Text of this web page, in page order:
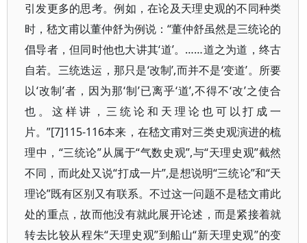
引发更多的思考。例如，在论及天理史观的不同种类
时，嵇文甫以董仲舒为例说：“董仲舒虽然是三统论的
倡导者，但同时他也大讲其‘道’。……道之为道，终古
自若。三统迭运，那只是‘改制’,而并不是‘变道’。所要
以‘改制’者，因为那‘制’已离乎‘道’,不得不‘改’之使合
也。这样讲，三统论和天理论也可以打成一
片。”[7]115-116本来，在嵇文甫对三类史观演进的梳
理中，“三统论”从属于“气数史观”,与“天理史观”截然
不同，而此处又说“打成一片”,是想说明“三统论”和“天
理论”既有区别又有联系。不过这一问题不是嵇文甫此
处的重点，故而他没有就此展开论述，而是紧接着就
转去比较从程朱“天理史观”到船山“新天理史观”的变